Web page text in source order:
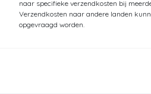
naar specifieke verzendkosten bij
Verzendkosten naar andere landen
opgevraagd worden.